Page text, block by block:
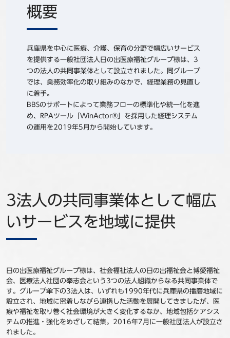
概要
兵庫県を中心に医療、介護、保育の分野で幅広いサービス
を提供する一般社団法人日の出医療福祉グループ様は、3
つの法人の共同事業体として設立されました。同グループ
では、業務効率化の取り組みのなかで、経理業務の見直し
に着手。
BBSのサポートによって業務フローの標準化や統一化を進
め、RPAツール「WinActor®」を採用した経理システム
の運用を2019年5月から開始しています。
3法人の共同事業体として幅広
いサービスを地域に提供
日の出医療福祉グループ様は、社会福祉法人の日の出福祉会と博愛福祉
会、医療法人社団の奉志会という3つの法人組織からなる共同事業体で
す。グループ傘下の3法人は、いずれも1990年代に兵庫県の播磨地域に
設立され、地域に密着しながら連携した活動を展開してきましたが、医
療や福祉を取り巻く社会環境が大きく変化するなか、地域包括ケアシス
テムの推進・強化をめざして結集。2016年7月に一般社団法人が設立さ
れました。